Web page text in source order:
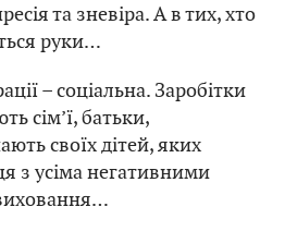
та зневіра. А в тих, хто
руки…
– соціальна. Заробітки
сім’ї, батьки,
своїх дітей, яких
з усіма негативними